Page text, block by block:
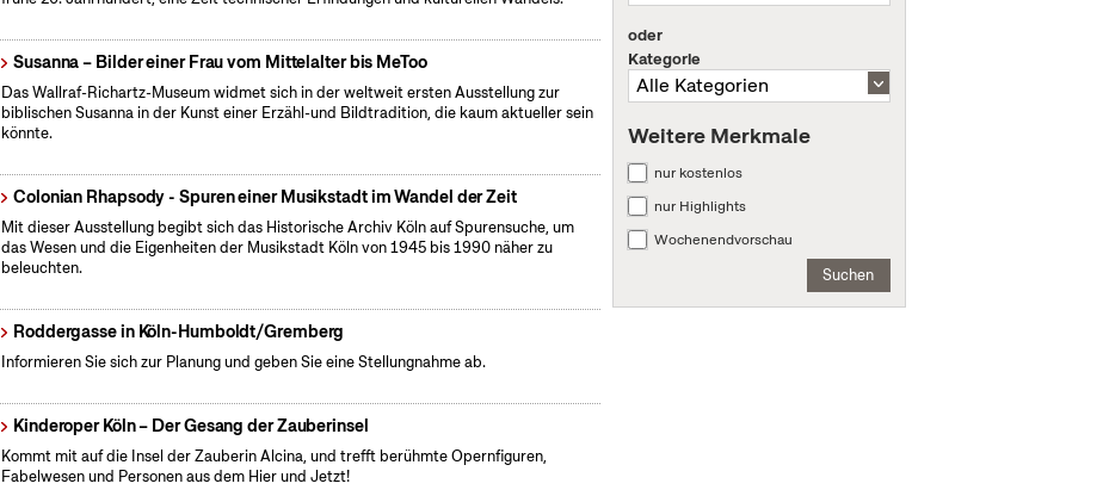
Susanna – Bilder einer Frau vom Mittelalter bis MeToo
Das Wallraf-Richartz-Museum widmet sich in der weltweit ersten Ausstellung zur
biblischen Susanna in der Kunst einer Erzähl-und Bildtradition, die kaum aktueller sein
könnte.
Colonian Rhapsody - Spuren einer Musikstadt im Wandel der Zeit
Mit dieser Ausstellung begibt sich das Historische Archiv Köln auf Spurensuche, um
das Wesen und die Eigenheiten der Musikstadt Köln von 1945 bis 1990 näher zu
beleuchten.
Roddergasse in Köln-Humboldt/Gremberg
Informieren Sie sich zur Planung und geben Sie eine Stellungnahme ab.
Kinderoper Köln – Der Gesang der Zauberinsel
Kommt mit auf die Insel der Zauberin Alcina, und trefft berühmte Opernfiguren,
Fabelwesen und Personen aus dem Hier und Jetzt!
oder
Kategorie
Weitere Merkmale
nur kostenlos
nur Highlights
Wochenendvorschau
Suchen